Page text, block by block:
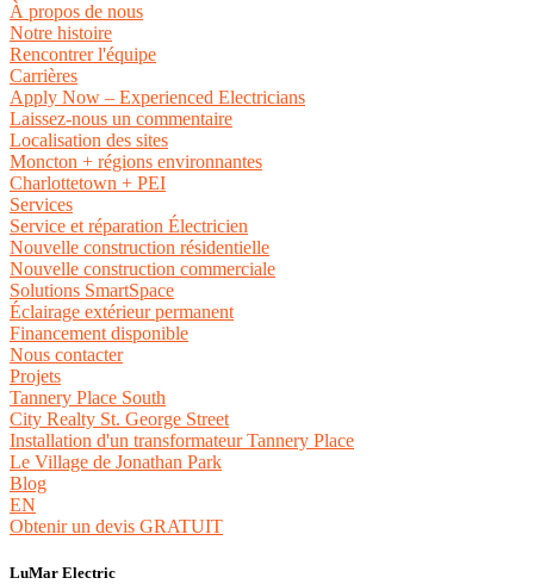
À propos de nous
Notre histoire
Rencontrer l'équipe
Carrières
Apply Now – Experienced Electricians
Laissez-nous un commentaire
Localisation des sites
Moncton + régions environnantes
Charlottetown + PEI
Services
Service et réparation Électricien
Nouvelle construction résidentielle
Nouvelle construction commerciale
Solutions SmartSpace
Éclairage extérieur permanent
Financement disponible
Nous contacter
Projets
Tannery Place South
City Realty St. George Street
Installation d'un transformateur Tannery Place
Le Village de Jonathan Park
Blog
EN
Obtenir un devis GRATUIT
LuMar Electric